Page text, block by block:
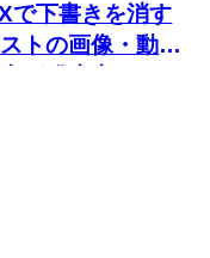
で下書きを消す
トの画像・動画